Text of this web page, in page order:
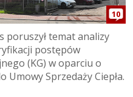
10
poruszył temat analizy
postępów
(KG) w oparciu o
Sprzedaży Ciepła.